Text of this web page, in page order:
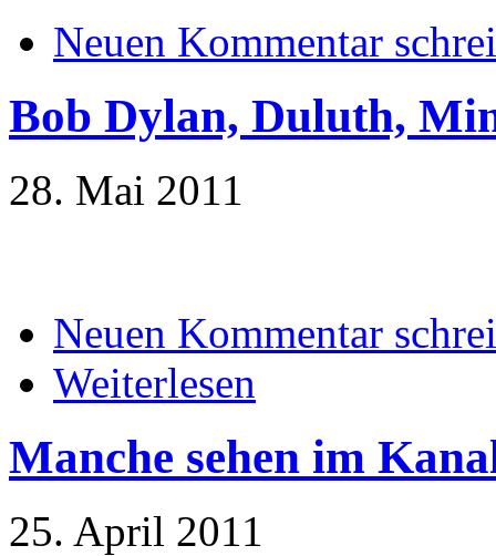
Neuen Kommentar
Bob Dylan, Duluth,
28. Mai 2011
Neuen Kommentar
Weiterlesen
Manche sehen im
25. April 2011